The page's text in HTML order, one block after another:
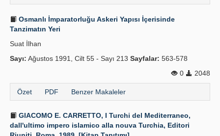
Osmanlı İmparatorluğu Askeri Yapısı İçerisinde
Tanzimatın Yeri
Suat İlhan
Sayı: Ağustos 1991, Cilt 55 - Sayı 213 Sayfalar: 563-578
0
2048
Özet PDF Benzer Makaleler
GIACOMO E. CARRETTO, I Turchi del Mediterraneo,
dall'ultimo impero islamico alla nouva Turchia, Editori